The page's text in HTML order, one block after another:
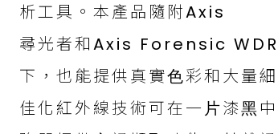
析⼯具。本產品隨附Axis
尋光者和Axis Forensic WDR
下，也能提供真實⾊彩和⼤
佳化紅外線技術可在⼀⽚漆⿊